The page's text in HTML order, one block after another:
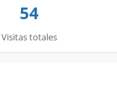
54
Visitas totales